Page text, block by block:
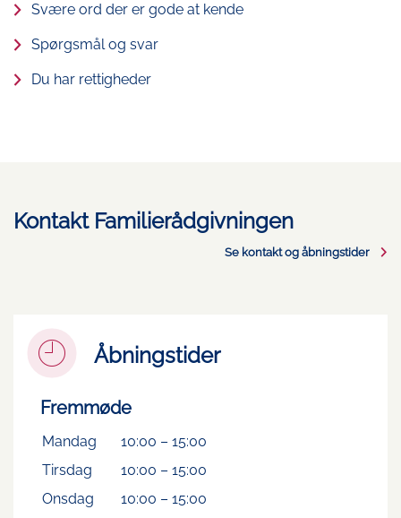
Svære ord der er gode at kende
Spørgsmål og svar
Du har rettigheder
Kontakt Familierådgivningen
Se kontakt og åbningstider
Åbningstider
Fremmøde
Mandag 10:00 – 15:00
Tirsdag
10:00 – 15:00
Onsdag
10:00 – 15:00